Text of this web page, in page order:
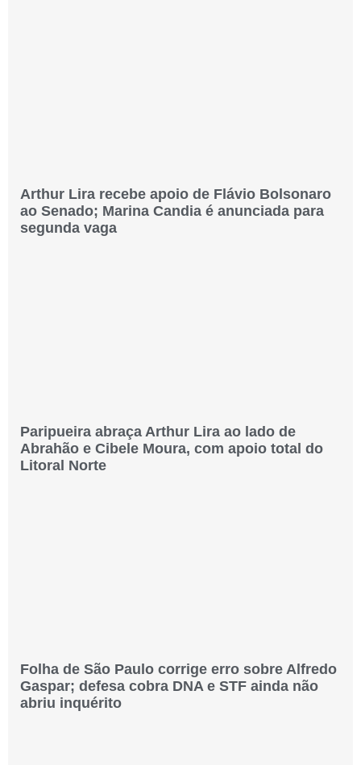
Arthur Lira recebe apoio de Flávio Bolsonaro
ao Senado; Marina Candia é anunciada para
segunda vaga
Paripueira abraça Arthur Lira ao lado de
Abrahão e Cibele Moura, com apoio total do
Litoral Norte
Folha de São Paulo corrige erro sobre Alfredo
Gaspar; defesa cobra DNA e STF ainda não
abriu inquérito